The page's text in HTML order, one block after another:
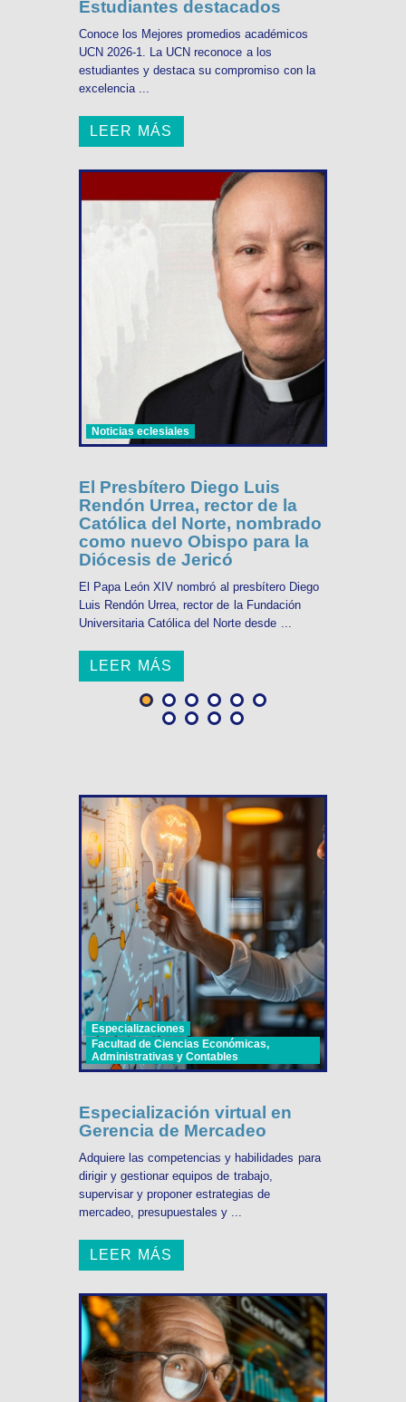
Estudiantes destacados
Conoce los Mejores promedios académicos
UCN 2026-1. La UCN reconoce a los
estudiantes y destaca su compromiso con la
excelencia ...
LEER MÁS
Noticias eclesiales
El Presbítero Diego Luis
Rendón Urrea, rector de la
Católica del Norte, nombrado
como nuevo Obispo para la
Diócesis de Jericó
El Papa León XIV nombró al presbítero Diego
Luis Rendón Urrea, rector de la Fundación
Universitaria Católica del Norte desde ...
LEER MÁS
Especializaciones
Facultad de Ciencias Económicas,
Administrativas y Contables
Especialización virtual en
Gerencia de Mercadeo
Adquiere las competencias y habilidades para
dirigir y gestionar equipos de trabajo,
supervisar y proponer estrategias de
mercadeo, presupuestales y ...
LEER MÁS